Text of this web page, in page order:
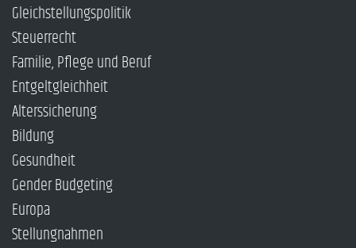
Gleichstellungspolitik
Steuerrecht
Familie, Pflege und Beruf
Entgeltgleichheit
Alterssicherung
Bildung
Gesundheit
Gender Budgeting
Europa
Stellungnahmen